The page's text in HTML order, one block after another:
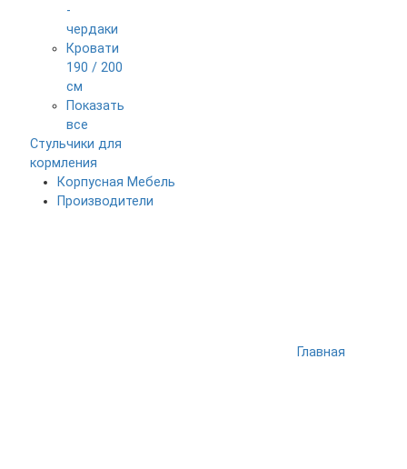
-
чердаки
Кровати
190 / 200
см
Показать
все
Стульчики для
кормления
Корпусная Мебель
Производители
Главная